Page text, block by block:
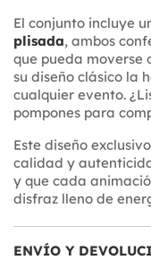
El conjunto incluye
plisada, ambos
que pueda moverse
su diseño clásico la
cualquier evento.
pompones para
Este diseño exclusivo
calidad y
y que cada
disfraz lleno de
ENVÍO Y